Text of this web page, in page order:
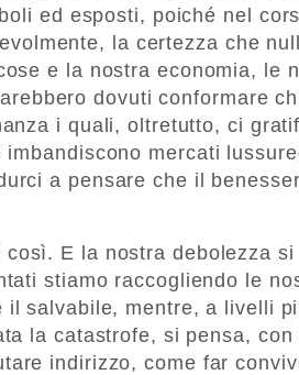
ed esposti, poiché nel
la certezza che
e la nostra economia, le
dovuti conformare
i quali, oltretutto, ci
mercati
a pensare che il
così. E la nostra debolezza si
stiamo raccogliendo le
il salvabile, mentre, a livelli
la catastrofe, si pensa, con
indirizzo, come far